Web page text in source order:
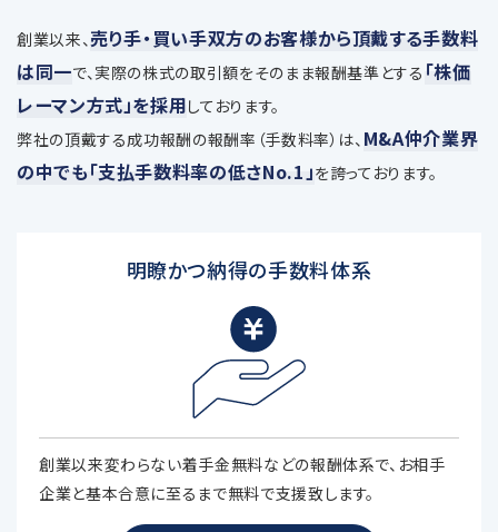
創業以来、売り手・買い手双方のお客様から頂戴する手数料
は同一で、実際の株式の取引額をそのまま報酬基準とする 「株価
レーマン方式」を採用しております。
弊社の頂戴する成功報酬の報酬率（手数料率）は、 M&A仲介業界
の中でも「支払手数料率の低さNo.1」を誇っております。
明瞭かつ納得の手数料体系
創業以来変わらない着手金無料などの報酬体系で、お相手
企業と基本合意に至るまで無料で支援致します。